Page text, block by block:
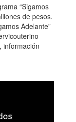
“Sigamos
de pesos.
Adelante”
información